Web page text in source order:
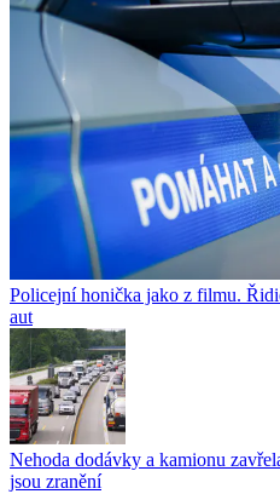
Policejní honička jako z filmu.
aut
Nehoda dodávky a kamionu
jsou zranění